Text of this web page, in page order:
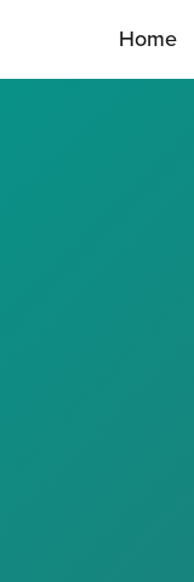
Home